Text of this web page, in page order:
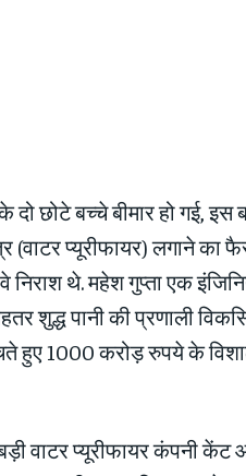
छोटे बच्चे बीमार हो गई, इस
प्यूरीफायर) लगाने का
थे. महेश गुप्ता एक
शुद्ध पानी की प्रणाली
हुए 1000 करोड़ रुपये के
वाटर प्‍यूरीफायर कंपनी